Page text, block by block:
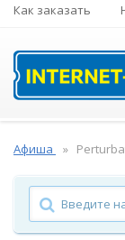
Как заказать
Афиша